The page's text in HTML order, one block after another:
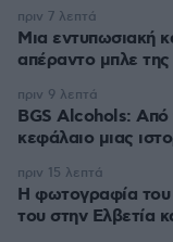
Μια εντυπωσιακή
απέραντο μπλε
πριν 7 λεπτά
BGS Alcohols: Από
κεφάλαιο μιας
πριν 9 λεπτά
Η φωτογραφία του
του στην Ελβετία
πριν 15 λεπτά